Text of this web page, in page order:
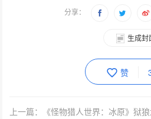
分享：
生成封
赞